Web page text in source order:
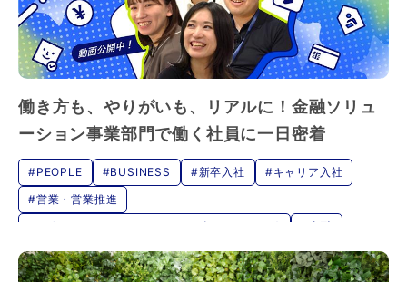
働き方も、やりがいも、リアルに！金融ソリュ
ーション事業部門で働く社員に一日密着
#PEOPLE #BUSINESS #新卒入社
#キャリア入社
#営業・営業推進
#SE(システムエンジニア・サービスエンジニア)
#金融